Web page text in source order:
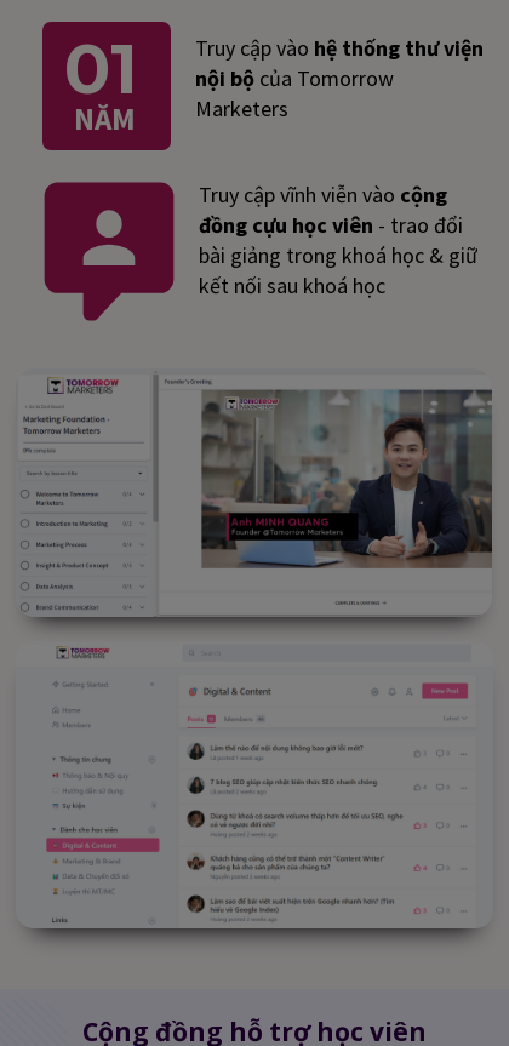
Truy cập vào hệ thống thư viện
nội bộ của Tomorrow
Marketers
01
NĂM
Truy cập vĩnh viễn vào cộng
đồng cựu học viên - trao đổi
bài giảng trong khoá học & giữ
kết nối sau khoá học
Cộng đồng hỗ trợ học viên